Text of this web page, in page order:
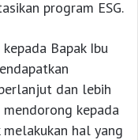
program ESG.
Bapak Ibu
dan lebih
kepada
hal yang